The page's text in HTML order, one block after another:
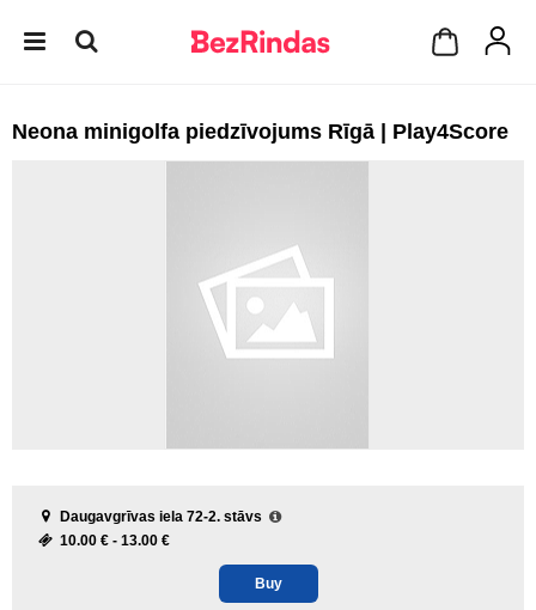
Neona minigolfa piedzīvojums Rīgā | Play4Score
Daugavgrīvas iela 72-2. stāvs
10.00 € - 13.00 €
Buy